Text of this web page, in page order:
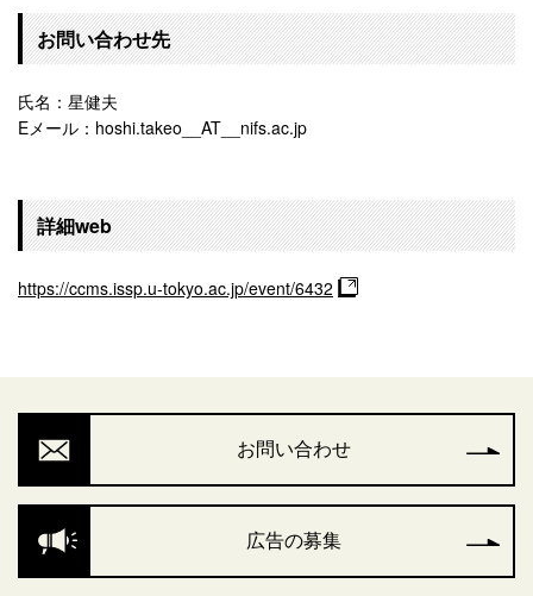
お問い合わせ先
氏名：星健夫
Eメール：hoshi.takeo__AT__nifs.ac.jp
詳細web
https://ccms.issp.u-tokyo.ac.jp/event/6432
お問い合わせ
広告の募集